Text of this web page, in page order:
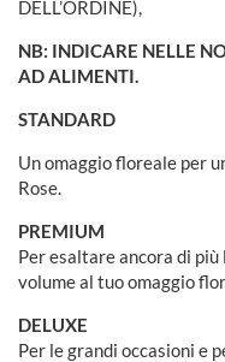
DELL’ORDINE),
NB: INDICARE NELLE
AD ALIMENTI.
STANDARD
Un omaggio floreale per
Rose.
PREMIUM
Per esaltare ancora di
volume al tuo omaggio
DELUXE
Per le grandi occasioni e